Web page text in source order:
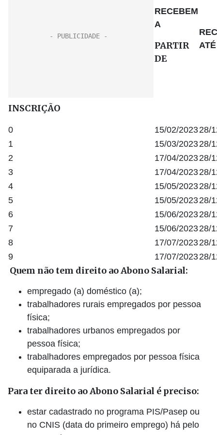
INSCRIÇÃO
RECEBEM
A
PARTIR
DE
ATÉ
0 15/02/202328/
1
15/03/202328/
2
17/04/202328/
3
17/04/202328/
4
15/05/202328/
5
15/05/202328/
6
15/06/202328/
7
15/06/202328/
8
17/07/202328/
9
17/07/202328/
Quem não tem direito ao Abono Salarial:
empregado (a) doméstico (a);
trabalhadores rurais empregados por pessoa
física;
trabalhadores urbanos empregados por
pessoa física;
trabalhadores empregados por pessoa física
equiparada a jurídica.
Para ter direito ao Abono Salarial é preciso:
estar cadastrado no programa PIS/Pasep ou
no CNIS (data do primeiro emprego) há pelo